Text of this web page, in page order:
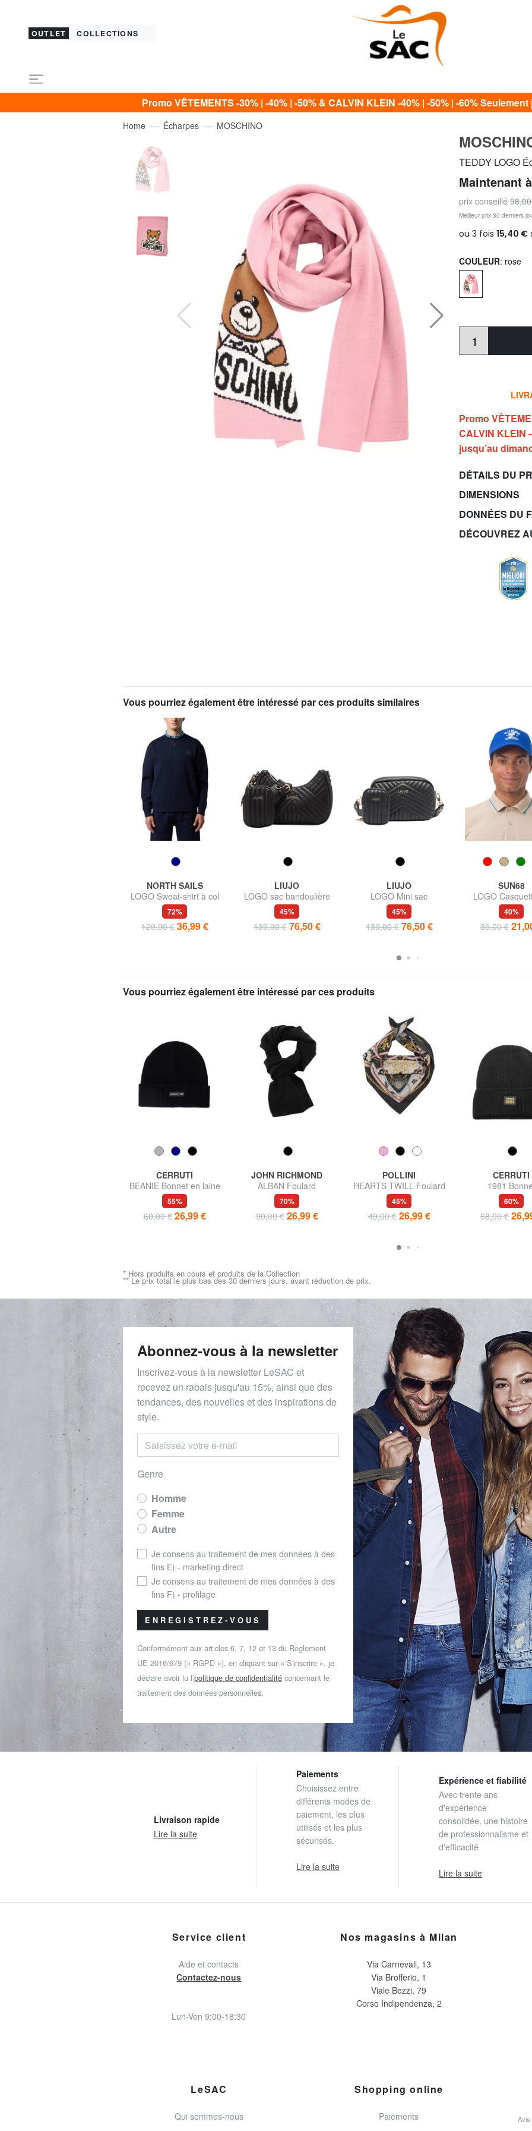
OUTLET COLLECTIONS
Promo VÊTEMENTS -30% | -40% | -50% & CALVIN KLEIN -40% | -50% | -60%
Home Écharpes MOSCHINO
TEDDY LOGO
Maintenant à
prix conseillé
Meilleur prix 30 derniers
COULEUR: rose
Promo
CALVIN KLEIN
jusqu’au
DÉTAILS DU
DIMENSIONS
DONNÉES DU
DÉCOUVREZ
Vous pourriez également être intéressé par ces produits similaires
NORTH SAILS
LOGO Sweat-shirt à col
rond
72%
129,90 € 36,99 €
LIUJO
LOGO sac bandoulière
45%
139,00 € 76,50 €
LIUJO
LOGO Mini sac
bandoulière
45%
139,00 € 76,50 €
SUN68
LOGO
baseball
40%
35,00 €
Vous pourriez également être intéressé par ces produits
CERRUTI
BEANIE Bonnet en laine
55%
60,00 € 26,99 €
JOHN RICHMOND
ALBAN Foulard
70%
90,00 € 26,99 €
POLLINI
HEARTS TWILL Foulard
45%
49,00 € 26,99 €
CERRUTI
1981
60%
68,00 €
* Hors produits en cours et produits de la Collection
** Le prix total le plus bas des 30 derniers jours, avant réduction de prix.
Abonnez-vous à la newsletter
Inscrivez-vous à la newsletter LeSAC et
recevez un rabais jusqu'au 15%, ainsi que des
tendances, des nouvelles et des inspirations de
style.
Genre
Homme
Femme
Autre
Je consens au traitement de mes données à des
fins E) - marketing direct
Je consens au traitement de mes données à des
fins F) - profilage
ENREGISTREZ-VOUS
Conformément aux articles 6, 7, 12 et 13 du Règlement
UE 2016/679 (« RGPD »), en cliquant sur « S'inscrire », je
déclare avoir lu l’politique de confidentialité concernant le
traitement des données personnelles.
Livraison rapide
Lire la suite
Paiements
Choisissez entre
différents modes de
paiement, les plus
utilisés et les plus
sécurisés.
Lire la suite
Expérience et fiabilité
Avec trente ans
d'expérience
consolidée, une histoire
de professionnalisme et
d'efficacité
Lire la suite
Service client
Aide et contacts
Contactez-nous
Lun-Ven 9:00-18:30
Nos magasins à Milan
Via Carnevali, 13
Via Brofferio, 1
Viale Bezzi, 79
Corso Indipendenza, 2
LeSAC
Qui sommes-nous
Shopping online
Paiements